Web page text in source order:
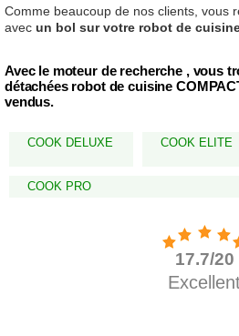
Comme beaucoup de nos clients, vous
avec un bol sur votre robot de
Avec le moteur de recherche , vous
détachées robot de cuisine
vendus.
COOK DELUXE COOK ELITE
COOK PRO